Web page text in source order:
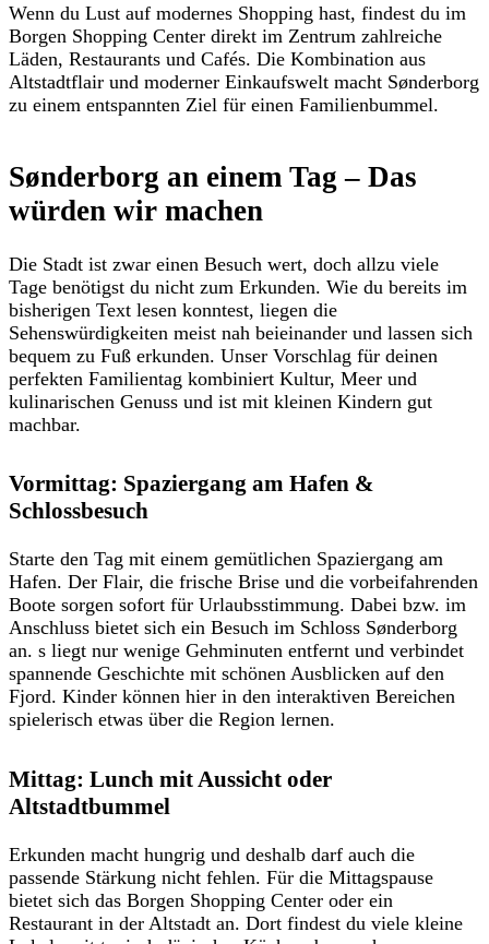
Wenn du Lust auf modernes Shopping hast, findest du im
Borgen Shopping Center direkt im Zentrum zahlreiche
Läden, Restaurants und Cafés. Die Kombination aus
Altstadtflair und moderner Einkaufswelt macht Sønderborg
zu einem entspannten Ziel für einen Familienbummel.
Sønderborg an einem Tag – Das
würden wir machen
Die Stadt ist zwar einen Besuch wert, doch allzu viele
Tage benötigst du nicht zum Erkunden. Wie du bereits im
bisherigen Text lesen konntest, liegen die
Sehenswürdigkeiten meist nah beieinander und lassen sich
bequem zu Fuß erkunden. Unser Vorschlag für deinen
perfekten Familientag kombiniert Kultur, Meer und
kulinarischen Genuss und ist mit kleinen Kindern gut
machbar.
Vormittag: Spaziergang am Hafen &
Schlossbesuch
Starte den Tag mit einem gemütlichen Spaziergang am
Hafen. Der Flair, die frische Brise und die vorbeifahrenden
Boote sorgen sofort für Urlaubsstimmung. Dabei bzw. im
Anschluss bietet sich ein Besuch im Schloss Sønderborg
an. s liegt nur wenige Gehminuten entfernt und verbindet
spannende Geschichte mit schönen Ausblicken auf den
Fjord. Kinder können hier in den interaktiven Bereichen
spielerisch etwas über die Region lernen.
Mittag: Lunch mit Aussicht oder
Altstadtbummel
Erkunden macht hungrig und deshalb darf auch die
passende Stärkung nicht fehlen. Für die Mittagspause
bietet sich das Borgen Shopping Center oder ein
Restaurant in der Altstadt an. Dort findest du viele kleine